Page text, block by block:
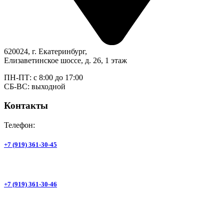
620024, г. Екатеринбург,
Елизаветинское шоссе, д. 26, 1 этаж
ПН-ПТ: с 8:00 до 17:00
СБ-ВС: выходной
Контакты
Телефон:
+7 (919) 361-30-45
+7 (919) 361-30-46